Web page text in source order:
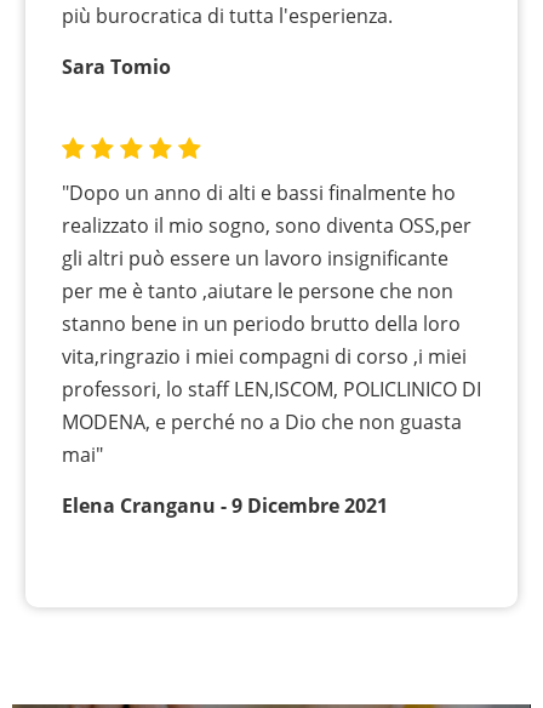
più burocratica di tutta l'esperienza.
Sara Tomio
"Dopo un anno di alti e bassi finalmente ho
realizzato il mio sogno, sono diventa OSS,per
gli altri può essere un lavoro insignificante
per me è tanto ,aiutare le persone che non
stanno bene in un periodo brutto della loro
vita,ringrazio i miei compagni di corso ,i miei
professori, lo staff LEN,ISCOM, POLICLINICO DI
MODENA, e perché no a Dio che non guasta
mai"
Elena Cranganu - 9 Dicembre 2021